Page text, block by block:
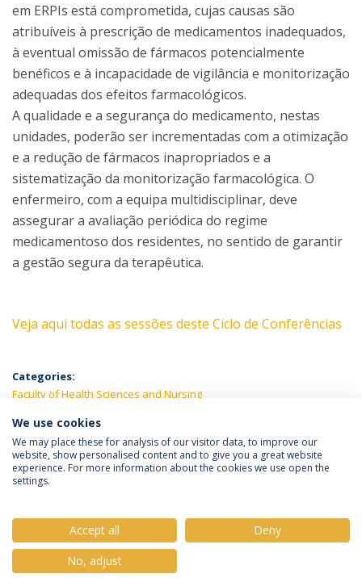
em ERPIs está comprometida, cujas causas são
atribuíveis à prescrição de medicamentos inadequados,
à eventual omissão de fármacos potencialmente
benéficos e à incapacidade de vigilância e monitorização
adequadas dos efeitos farmacológicos.
A qualidade e a segurança do medicamento, nestas
unidades, poderão ser incrementadas com a otimização
e a redução de fármacos inapropriados e a
sistematização da monitorização farmacológica. O
enfermeiro, com a equipa multidisciplinar, deve
assegurar a avaliação periódica do regime
medicamentoso dos residentes, no sentido de garantir
a gestão segura da terapêutica.
Veja aqui todas as sessões deste Ciclo de Conferências
Categories:
Faculty of Health Sciences and Nursing
LATEST NEWS
Privacy Policy
© 2026 Universidade Católica Portuguesa
We use cookies
We may place these for analysis of our visitor data, to improve our
website, show personalised content and to give you a great website
experience. For more information about the cookies we use open the
settings.
Accept all
Deny
No, adjust